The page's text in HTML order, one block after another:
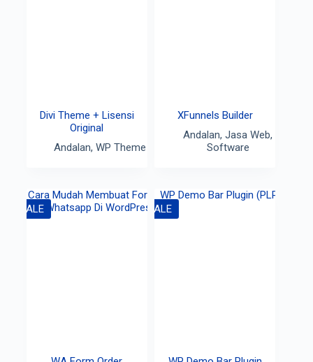
Divi Theme + Lisensi
Original
Andalan, WP Theme
XFunnels Builder
Andalan,Jasa Web,
Software
SALE SALE